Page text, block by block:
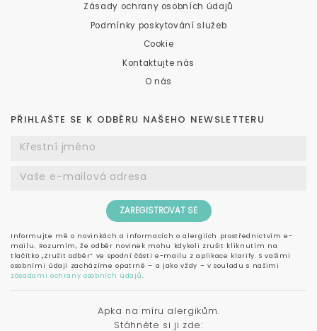
Zásady ochrany osobních údajů
Podmínky poskytování služeb
Cookie
Kontaktujte nás
O nás
PŘIHLAŠTE SE K ODBĚRU NAŠEHO NEWSLETTERU
ZAREGISTROVAT SE
Informujte mě o novinkách a informacích o alergiích prostřednictvím e-
mailu. Rozumím, že odběr novinek mohu kdykoli zrušit kliknutím na
tlačítko „Zrušit odběr“ ve spodní části e-mailu z aplikace klarify. S vašimi
osobními údaji zacházíme opatrně – a jako vždy – v souladu s našimi
zásadami ochrany osobních údajů.
Apka na míru alergikům.
Stáhněte si ji zde: